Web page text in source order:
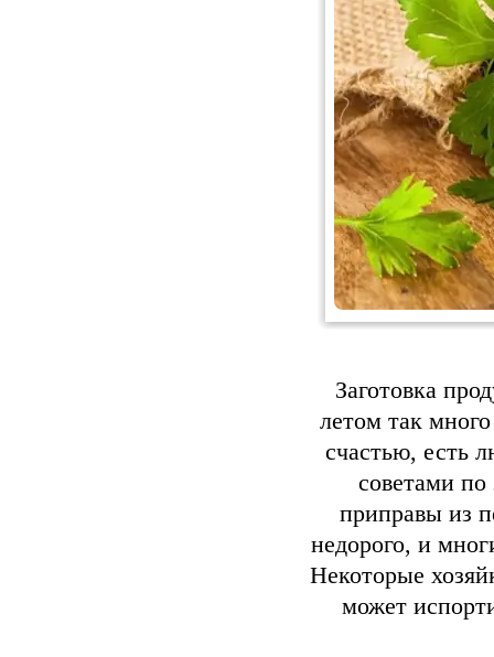
Заготовка
летом так
счастью, есть
советами по
приправы из
недорого, и
Некоторые
может